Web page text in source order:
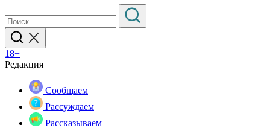
18+
Редакция
Сообщаем
Рассуждаем
Рассказываем